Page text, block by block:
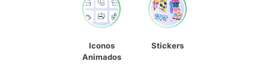
Iconos
Animados
Stickers